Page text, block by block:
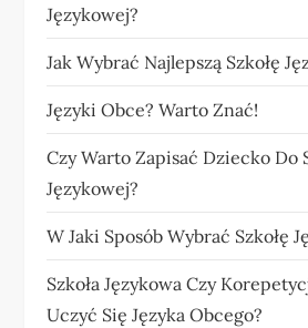
Językowej?
Jak Wybrać Najlepszą Szkołę
Języki Obce? Warto Znać!
Czy Warto Zapisać Dziecko Do
Językowej?
W Jaki Sposób Wybrać Szkołę
Szkoła Językowa Czy
Uczyć Się Języka Obcego?